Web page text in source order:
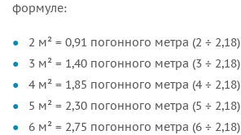
формуле:
2 м² = 0,91 погонного метра (2 ÷ 2,18)
3 м² = 1,40 погонного метра (3 ÷ 2,18)
4 м² = 1,85 погонного метра (4 ÷ 2,18)
5 м² = 2,30 погонного метра (5 ÷ 2,18)
6 м² = 2,75 погонного метра (6 ÷ 2,18)